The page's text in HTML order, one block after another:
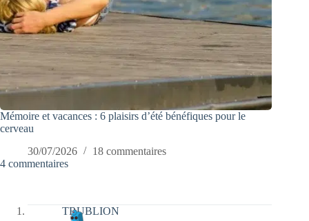
Mémoire et vacances : 6 plaisirs d’été bénéfiques pour le
cerveau
30/07/2026
18 commentaires
4 commentaires
TRUBLION